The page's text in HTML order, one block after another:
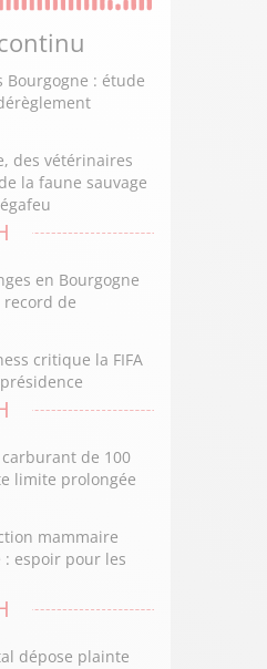
Bourgogne : étude
des vétérinaires
la faune sauvage
en Bourgogne
de
critique la FIFA
de 100
limite prolongée
mammaire
espoir pour les
dépose plainte